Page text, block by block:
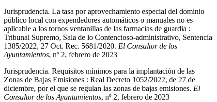
Jurisprudencia. La tasa por aprovechamiento especial del dominio
público local con expendedores automáticos o manuales no es
aplicable a los tornos ventanillas de las farmacias de guardia :
Tribunal Supremo, Sala de lo Contencioso-administrativo, Sentencia
1385/2022, 27 Oct. Rec. 5681/2020. El Consultor de los
Ayuntamientos, nº 2, febrero de 2023
Jurisprudencia. Requisitos mínimos para la implantación de las
Zonas de Bajas Emisiones : Real Decreto 1052/2022, de 27 de
diciembre, por el que se regulan las zonas de bajas emisiones. El
Consultor de los Ayuntamientos, nº 2, febrero de 2023